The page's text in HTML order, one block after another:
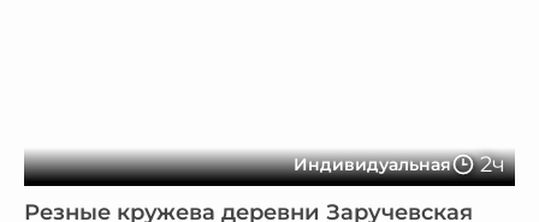
Индивидуальная 2ч
Резные кружева деревни Заручевская